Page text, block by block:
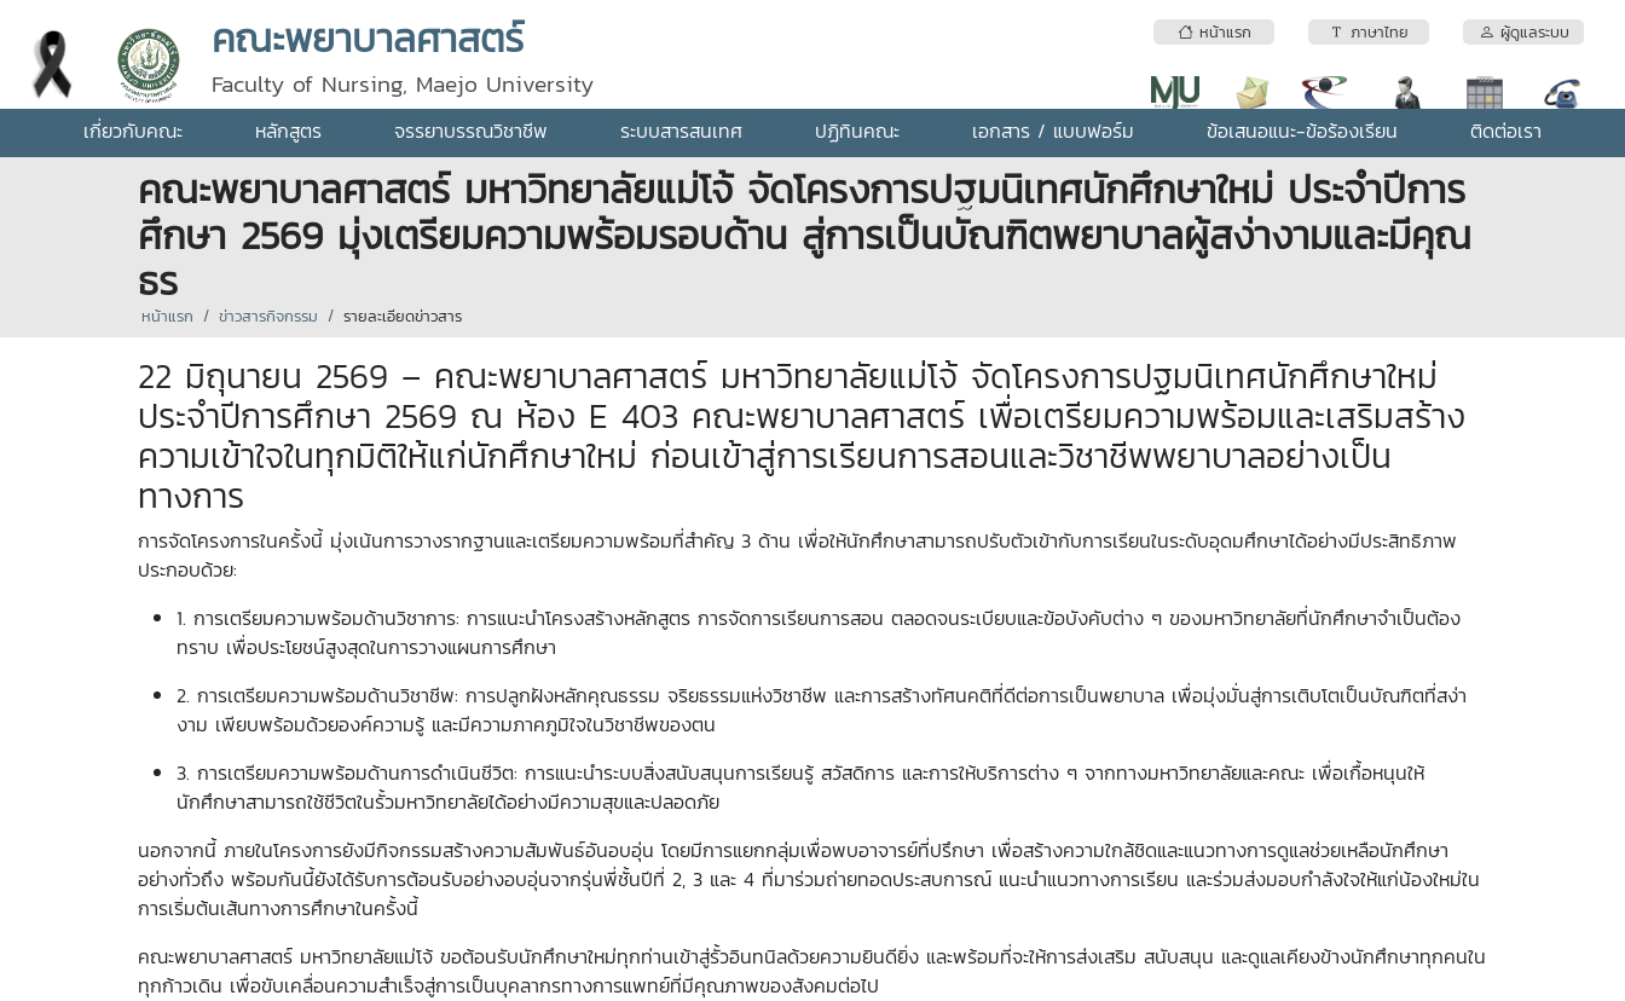
หน้าแรก ภาษาไทย ผู้ดูแลระบบ
คณะพยาบาลศาสตร์
Faculty of Nursing, Maejo University
เกี่ยวกับคณะ หลักสูตร จรรยาบรรณวิชาชีพ ระบบสารสนเทศ ปฏิทินคณะ เอกสาร / แบบฟอร์ม ข้อเสนอแนะ-ข้อร้องเรียน ติดต่อเรา
คณะพยาบาลศาสตร์ มหาวิทยาลัยแม่โจ้ จัดโครงการปฐมนิเทศนักศึกษาใหม่ ประจำปีการ
ศึกษา 2569 มุ่งเตรียมความพร้อมรอบด้าน สู่การเป็นบัณฑิตพยาบาลผู้สง่างามและมีคุณ
ธร
หน้าแรก ข่าวสารกิจกรรม รายละเอียดข่าวสาร
22 มิถุนายน 2569 – คณะพยาบาลศาสตร์ มหาวิทยาลัยแม่โจ้ จัดโครงการปฐมนิเทศนักศึกษาใหม่
ประจำปีการศึกษา 2569 ณ ห้อง E 403 คณะพยาบาลศาสตร์ เพื่อเตรียมความพร้อมและเสริมสร้าง
ความเข้าใจในทุกมิติให้แก่นักศึกษาใหม่ ก่อนเข้าสู่การเรียนการสอนและวิชาชีพพยาบาลอย่างเป็น
ทางการ
การจัดโครงการในครั้งนี้ มุ่งเน้นการวางรากฐานและเตรียมความพร้อมที่สำคัญ 3 ด้าน เพื่อให้นักศึกษาสามารถปรับตัวเข้ากับการเรียนในระดับอุดมศึกษาได้อย่างมีประสิทธิภาพ
ประกอบด้วย:
1. การเตรียมความพร้อมด้านวิชาการ: การแนะนำโครงสร้างหลักสูตร การจัดการเรียนการสอน ตลอดจนระเบียบและข้อบังคับต่าง ๆ ของมหาวิทยาลัยที่นักศึกษาจำเป็นต้อง
ทราบ เพื่อประโยชน์สูงสุดในการวางแผนการศึกษา
2. การเตรียมความพร้อมด้านวิชาชีพ: การปลูกฝังหลักคุณธรรม จริยธรรมแห่งวิชาชีพ และการสร้างทัศนคติที่ดีต่อการเป็นพยาบาล เพื่อมุ่งมั่นสู่การเติบโตเป็นบัณฑิตที่สง่า
งาม เพียบพร้อมด้วยองค์ความรู้ และมีความภาคภูมิใจในวิชาชีพของตน
3. การเตรียมความพร้อมด้านการดำเนินชีวิต: การแนะนำระบบสิ่งสนับสนุนการเรียนรู้ สวัสดิการ และการให้บริการต่าง ๆ จากทางมหาวิทยาลัยและคณะ เพื่อเกื้อหนุนให้
นักศึกษาสามารถใช้ชีวิตในรั้วมหาวิทยาลัยได้อย่างมีความสุขและปลอดภัย
นอกจากนี้ ภายในโครงการยังมีกิจกรรมสร้างความสัมพันธ์อันอบอุ่น โดยมีการแยกกลุ่มเพื่อพบอาจารย์ที่ปรึกษา เพื่อสร้างความใกล้ชิดและแนวทางการดูแลช่วยเหลือนักศึกษา
อย่างทั่วถึง พร้อมกันนี้ยังได้รับการต้อนรับอย่างอบอุ่นจากรุ่นพี่ชั้นปีที่ 2, 3 และ 4 ที่มาร่วมถ่ายทอดประสบการณ์ แนะนำแนวทางการเรียน และร่วมส่งมอบกำลังใจให้แก่น้องใหม่ใน
การเริ่มต้นเส้นทางการศึกษาในครั้งนี้
คณะพยาบาลศาสตร์ มหาวิทยาลัยแม่โจ้ ขอต้อนรับนักศึกษาใหม่ทุกท่านเข้าสู่รั้วอินทนิลด้วยความยินดียิ่ง และพร้อมที่จะให้การส่งเสริม สนับสนุน และดูแลเคียงข้างนักศึกษาทุกคนใน
ทุกก้าวเดิน เพื่อขับเคลื่อนความสำเร็จสู่การเป็นบุคลากรทางการแพทย์ที่มีคุณภาพของสังคมต่อไป